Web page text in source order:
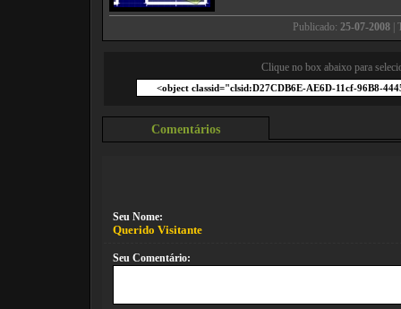
Publicado: 25-07-2008 |
Clique no box abaixo para
Comentários
Seu Nome:
Querido Visitante
Seu Comentário: